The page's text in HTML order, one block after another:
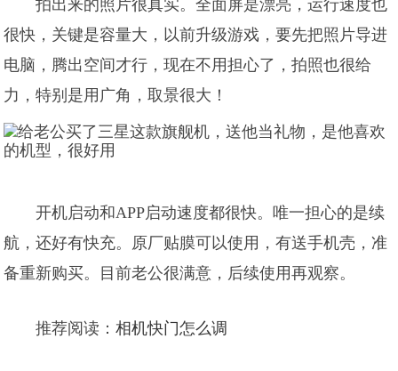
拍出来的照片很真实。全面屏是漂亮，运行速度也
很快，关键是容量大，以前升级游戏，要先把照片导进
电脑，腾出空间才行，现在不用担心了，拍照也很给
力，特别是用广角，取景很大！
开机启动和APP启动速度都很快。唯一担心的是续
航，还好有快充。原厂贴膜可以使用，有送手机壳，准
备重新购买。目前老公很满意，后续使用再观察。
推荐阅读：相机快门怎么调